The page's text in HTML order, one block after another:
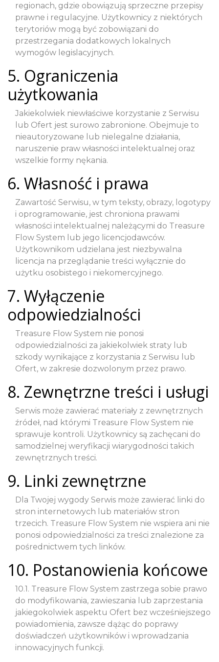
regionach, gdzie obowiązują sprzeczne przepisy
prawne i regulacyjne. Użytkownicy z niektórych
terytoriów mogą być zobowiązani do
przestrzegania dodatkowych lokalnych
wymogów legislacyjnych.
5. Ograniczenia
użytkowania
Jakiekolwiek niewłaściwe korzystanie z Serwisu
lub Ofert jest surowo zabronione. Obejmuje to
nieautoryzowane lub nielegalne działania,
naruszenie praw własności intelektualnej oraz
wszelkie formy nękania.
6. Własność i prawa
Zawartość Serwisu, w tym teksty, obrazy, logotypy
i oprogramowanie, jest chroniona prawami
własności intelektualnej należącymi do Treasure
Flow System lub jego licencjodawców.
Użytkownikom udzielana jest niezbywalna
licencja na przeglądanie treści wyłącznie do
użytku osobistego i niekomercyjnego.
7. Wyłączenie
odpowiedzialności
Treasure Flow System nie ponosi
odpowiedzialności za jakiekolwiek straty lub
szkody wynikające z korzystania z Serwisu lub
Ofert, w zakresie dozwolonym przez prawo.
8. Zewnętrzne treści i usługi
Serwis może zawierać materiały z zewnętrznych
źródeł, nad którymi Treasure Flow System nie
sprawuje kontroli. Użytkownicy są zachęcani do
samodzielnej weryfikacji wiarygodności takich
zewnętrznych treści.
9. Linki zewnętrzne
Dla Twojej wygody Serwis może zawierać linki do
stron internetowych lub materiałów stron
trzecich. Treasure Flow System nie wspiera ani nie
ponosi odpowiedzialności za treści znalezione za
pośrednictwem tych linków.
10. Postanowienia końcowe
10.1. Treasure Flow System zastrzega sobie prawo
do modyfikowania, zawieszania lub zaprzestania
jakiegokolwiek aspektu Ofert bez wcześniejszego
powiadomienia, zawsze dążąc do poprawy
doświadczeń użytkowników i wprowadzania
innowacyjnych funkcji.